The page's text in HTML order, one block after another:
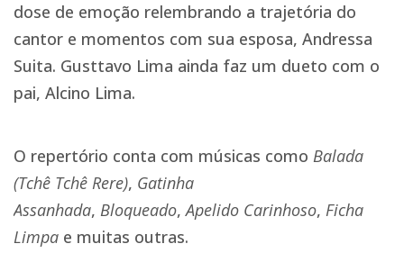
dose de emoção relembrando a trajetória do
cantor e momentos com sua esposa, Andressa
Suita. Gusttavo Lima ainda faz um dueto com o
pai, Alcino Lima.
O repertório conta com músicas como Balada
(Tchê Tchê Rere), Gatinha
Assanhada, Bloqueado,Apelido Carinhoso, Ficha
Limpa e muitas outras.